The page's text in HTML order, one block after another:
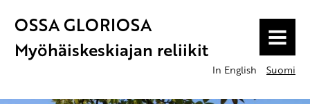
OSSA GLORIOSA
Myöhäiskeskiajan reliikit
MENU
In English Suomi